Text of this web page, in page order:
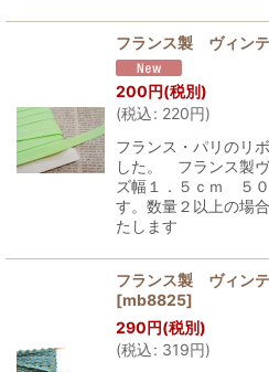
フランス製 ヴィン
200円(税別)
(税込: 220円)
フランス・パリのリ
した。 フランス製
ズ幅１．５ｃｍ ５
す。数量２以上の場
たします
フランス製 ヴィン
[mb8825]
290円(税別)
(税込: 319円)